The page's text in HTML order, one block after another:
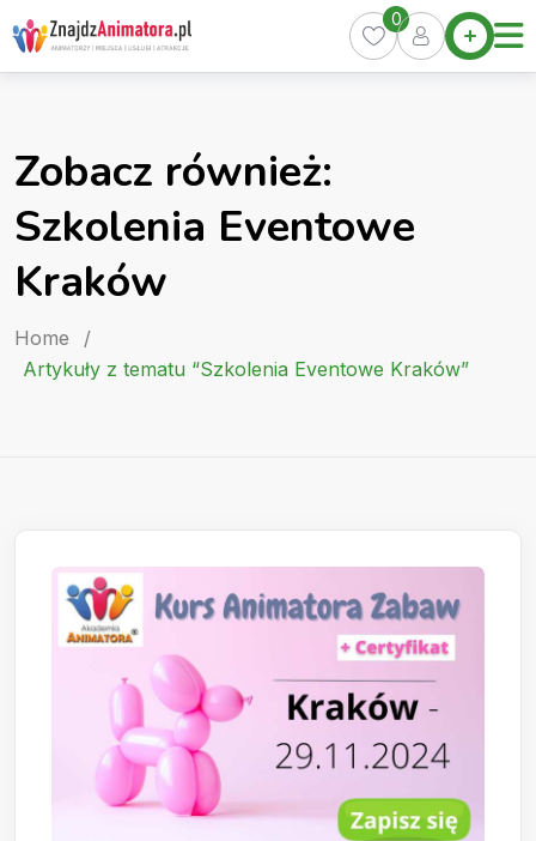
Skip
to
content
Home
Oferty
Kurs
0
Zobacz również:
Szkolenia Eventowe
Kraków
Home
/
Artykuły z tematu “Szkolenia Eventowe Kraków”